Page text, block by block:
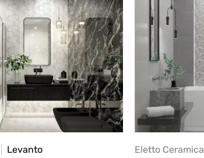
Levanto Eletto Ceramica